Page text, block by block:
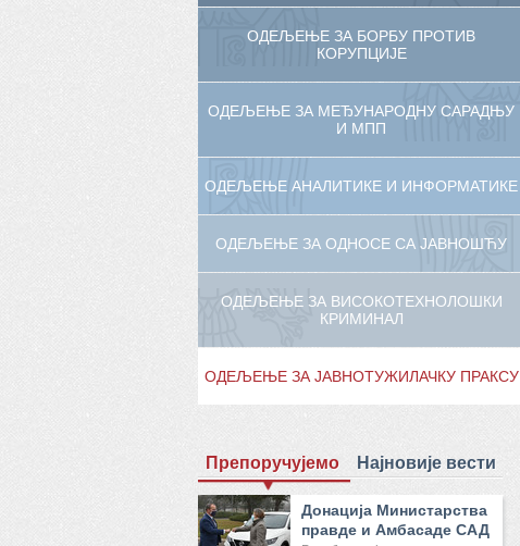
ОДЕЉЕЊЕ ЗА БОРБУ ПРОТИВ
КОРУПЦИЈЕ
ОДЕЉЕЊЕ ЗА МЕЂУНАРОДНУ САРАДЊУ
И МПП
ОДЕЉЕЊЕ АНАЛИТИКЕ И ИНФОРМАТИКЕ
ОДЕЉЕЊЕ ЗА ОДНОСЕ СА ЈАВНОШЋУ
ОДЕЉЕЊЕ ЗА ВИСОКОТЕХНОЛОШКИ
КРИМИНАЛ
ОДЕЉЕЊЕ ЗА ЈАВНОТУЖИЛАЧКУ ПРАКСУ
Препоручујемо Најновије вести
Донација Министарства
правде и Амбасаде САД